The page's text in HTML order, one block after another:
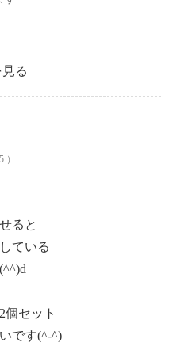
る
）
ると
ている
個セット
です(^-^)